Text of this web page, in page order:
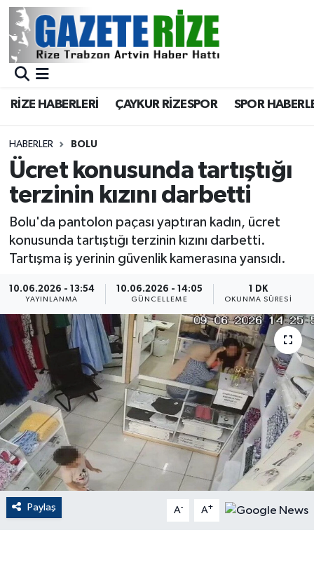
RİZE HABERLERİ ÇAYKUR RİZESPOR SPOR
HABERLER BOLU
Ücret konusunda tartıştığı
terzinin kızını darbetti
Bolu'da pantolon paçası yaptıran kadın, ücret
konusunda tartıştığı terzinin kızını darbetti.
Tartışma iş yerinin güvenlik kamerasına yansıdı.
10.06.2026 - 13:54
YAYINLANMA
10.06.2026 - 14:05
GÜNCELLEME
1 DK
OKUNMA SÜRESI
Paylaş A- A+
BÖLGEMİZ
Asayiş
Rize Jandarma Komutanlığı
Bilim Teknoloji
Bölge
Advertising news
Canlı Maç
ÇEVRE
Dış Haberler
Dünya
EĞİTİM
EKONOMİ
English News
Merkez Nöbetçi Eczaneler
Merkez Trafik Yoğunluk Haritası
Süper Lig Puan Durumu ve Fikstür
Tüm Manşetler
Son Dakika Haberleri
Haber Arşivi